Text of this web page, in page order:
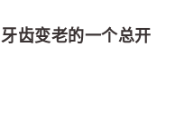
齿变老的一个总开